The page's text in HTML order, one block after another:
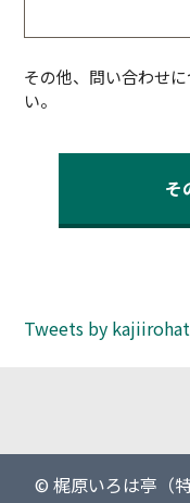
その他、問い合わせ
い。
そ
Tweets by
© 梶原いろは亭（